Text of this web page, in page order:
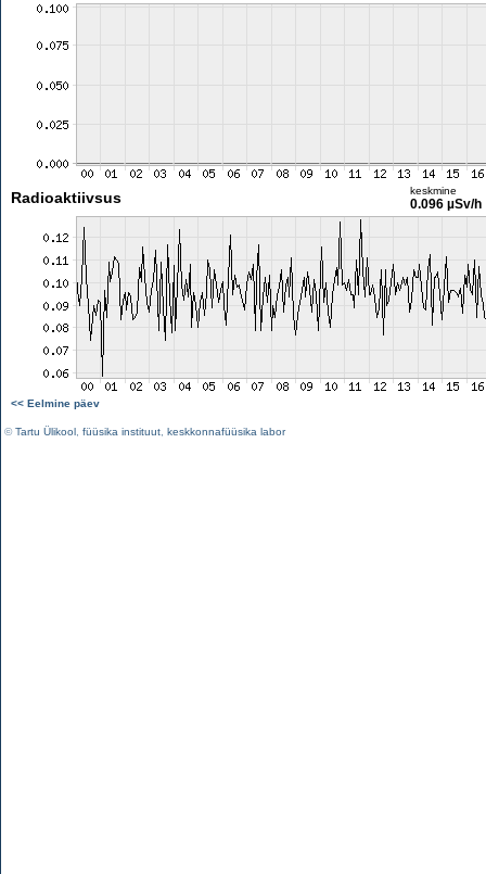
Radioaktiivsus keskmine
0.096 µSv/h
<< Eelmine päev
©Tartu Ülikool füüsika instituut keskkonnafüüsika labor